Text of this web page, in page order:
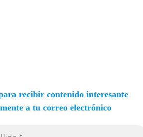
recibir contenido interesante
a tu correo electrónico